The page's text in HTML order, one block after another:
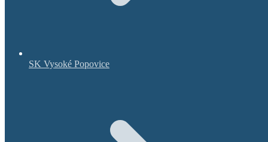
SK Vysoké Popovice